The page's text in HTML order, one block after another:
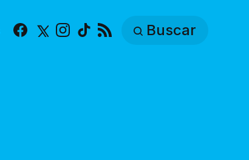
Facebook
X Instagram
TikTok Buscar